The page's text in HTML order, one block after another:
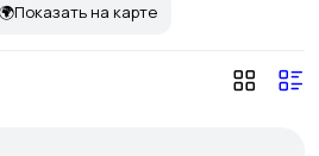
🌍Показать на карте